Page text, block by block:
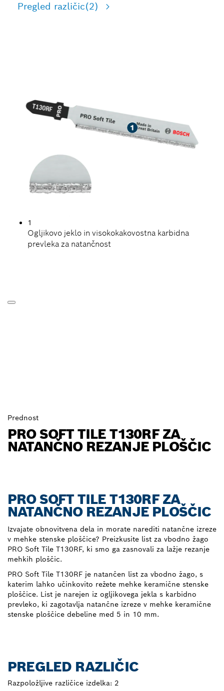
Pregled različic(2)
1
Ogljikovo jeklo in visokokakovostna karbidna
prevleka za natančnost
Prednost
PRO SOFT TILE T130RF ZA
NATANČNO REZANJE PLOŠČIC
PRO SOFT TILE T130RF ZA
NATANČNO REZANJE PLOŠČIC
Izvajate obnovitvena dela in morate narediti natančne izreze
v mehke stenske ploščice? Preizkusite list za vbodno žago
PRO Soft Tile T130RF, ki smo ga zasnovali za lažje rezanje
mehkih ploščic.
PRO Soft Tile T130RF je natančen list za vbodno žago, s
katerim lahko učinkovito režete mehke keramične stenske
ploščice. List je narejen iz ogljikovega jekla s karbidno
prevleko, ki zagotavlja natančne izreze v mehke keramične
stenske ploščice debeline med 5 in 10 mm.
PREGLED RAZLIČIC
Razpoložljive različice izdelka: 2